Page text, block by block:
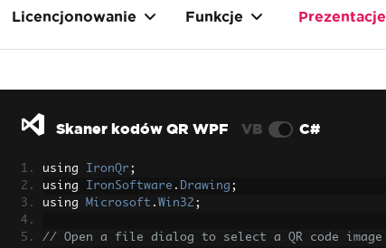
Licencjonowanie Funkcje Prezentacje
Skaner kodów QR WPF VB C#
using IronQr ;
using IronSoftware . Drawing ;
using Microsoft . Win32 ;
// Open a file dialog to select a QR code image